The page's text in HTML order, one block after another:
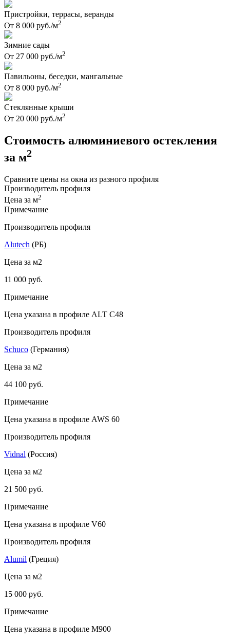
Пристройки, террасы, веранды
От 8 000 руб./м2
Зимние сады
От 27 000 руб./м2
Павильоны, беседки, мангальные
От 8 000 руб./м2
Стеклянные крыши
От 20 000 руб./м2
Стоимость алюминиевого остекления
за м2
Сравните цены на окна из разного профиля
Производитель профиля
Цена за м2
Примечание
Производитель профиля
Alutech (РБ)
Цена за м2
11 000 руб.
Примечание
Цена указана в профиле ALT C48
Производитель профиля
Schuco (Германия)
Цена за м2
44 100 руб.
Примечание
Цена указана в профиле AWS 60
Производитель профиля
Vidnal (Россия)
Цена за м2
21 500 руб.
Примечание
Цена указана в профиле V60
Производитель профиля
Alumil (Греция)
Цена за м2
15 000 руб.
Примечание
Цена указана в профиле M900